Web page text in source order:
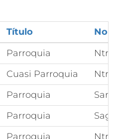
Título
Parroquia
Ntra
Cuasi Parroquia
Ntra
Parroquia
Parroquia
Parroquia
Ntra